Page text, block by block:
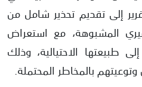
إلى تقديم تحذير شامل من
المشبوهة، مع استعراض
طبيعتها الاحتيالية، وذلك
بالمخاطر المحتملة.